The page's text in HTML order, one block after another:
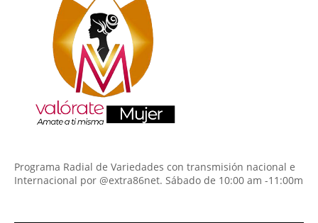
Programa Radial de Variedades con transmisión nacional e
Internacional por @extra86net. Sábado de 10:00 am -11:00m